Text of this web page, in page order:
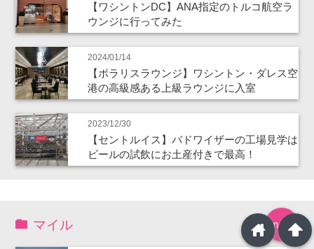
【ワシントンDC】ANA指定のトルコ航空ラ
ウンジに行ってみた
2024/01/14
【ポラリスラウンジ】ワシントン・ダレス空
港の高級感ある上級ラウンジに入室
2023/12/30
【セントルイス】バドワイザーの工場見学は
ビールの試飲にお土産付きで最高！
more
マイル arrowup
home